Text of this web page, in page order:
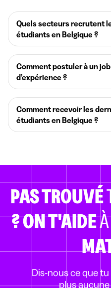
Quels secteurs recrutent
étudiants en Belgique ?
Comment postuler à un
d’expérience ?
Comment recevoir les
étudiants en Belgique ?
PAS TROUVÉ
?ON T'AIDE
Dis-nous ce que
plus